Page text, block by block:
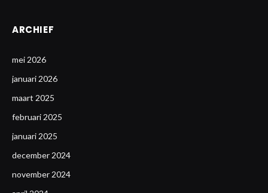
ARCHIEF
mei 2026
januari 2026
maart 2025
februari 2025
januari 2025
december 2024
november 2024